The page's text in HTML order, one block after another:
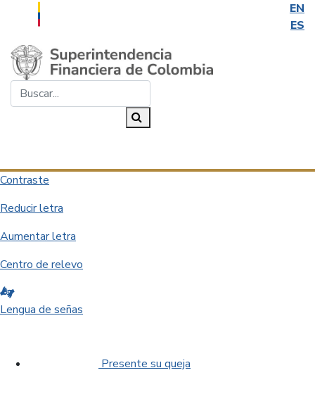
EN
ES
Saltar al contenido principal
Contraste
Reducir letra
Aumentar letra
Centro de relevo
Lengua de señas
Presente su queja